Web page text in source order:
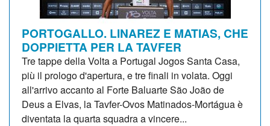
PORTOGALLO. LINAREZ E MATIAS, CHE
DOPPIETTA PER LA TAVFER
Tre tappe della Volta a Portugal Jogos Santa Casa,
più il prologo d'apertura, e tre finali in volata. Oggi
all'arrivo accanto al Forte Baluarte São João de
Deus a Elvas, la Tavfer-Ovos Matinados-Mortágua è
diventata la quarta squadra a vincere...